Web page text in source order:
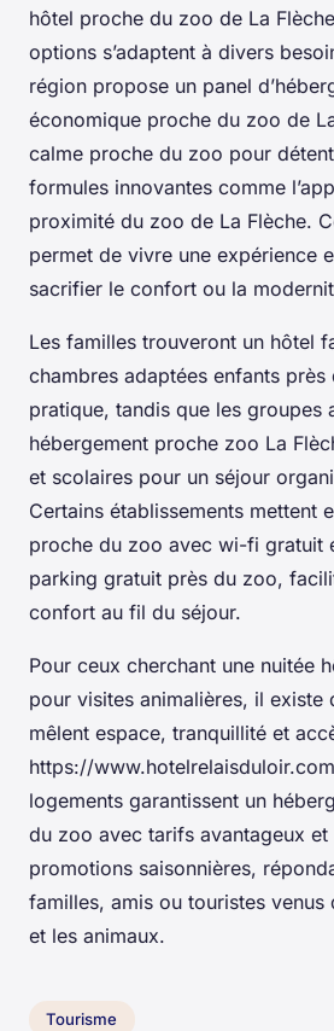
hôtel proche du zoo de La
options s’adaptent à divers
région propose un panel
économique proche du zoo de
calme proche du zoo pour
formules innovantes comme
proximité du zoo de La Flèche.
permet de vivre une expérience
sacrifier le confort ou la
Les familles trouveront un hôtel
chambres adaptées enfants
pratique, tandis que les groupes
hébergement proche zoo La
et scolaires pour un séjour
Certains établissements mettent
proche du zoo avec wi-fi gratuit
parking gratuit près du zoo,
confort au fil du séjour.
Pour ceux cherchant une nuitée
pour visites animalières, il existe
mêlent espace, tranquillité et
https://
logements garantissent un
du zoo avec tarifs avantageux et
promotions saisonnières,
familles, amis ou touristes venus
et les animaux.
Tourisme